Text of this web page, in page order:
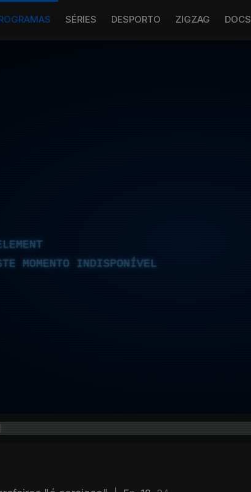
SÉRIES DESPORTO ZIGZAG DOCS
MOMENTO INDISPONÍVEL